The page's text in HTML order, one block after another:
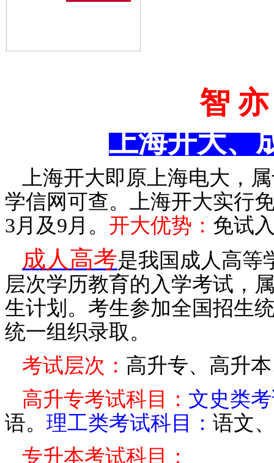
智 亦
上海开大、
上海开大即原上海电大，
学信网可查。 上海开大实行
3月及9月。 开大优势： 免试
成人高考是我国成人高等
层次学历教育的入学考试，
生计划 。 考生参加全国招生
统一组织录取。
考试层次 ： 高升专、高升本
高升专考试科目： 文史类
语。 理工类考试科目 ： 语文
专升本考试科目：